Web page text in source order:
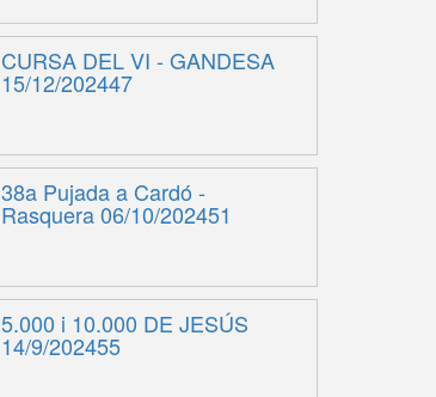
CURSA DEL VI - GANDESA
15/12/202447
38a Pujada a Cardó -
Rasquera 06/10/202451
5.000 i 10.000 DE JESÚS
14/9/202455